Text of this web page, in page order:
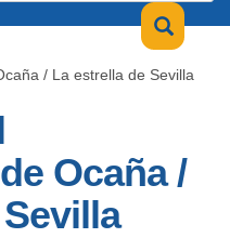
/ La estrella de Sevilla
Ocaña /